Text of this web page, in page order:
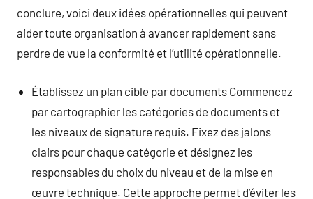
conclure, voici deux idées opérationnelles qui peuvent
aider toute organisation à avancer rapidement sans
perdre de vue la conformité et l’utilité opérationnelle.
Établissez un plan cible par documents Commencez
par cartographier les catégories de documents et
les niveaux de signature requis. Fixez des jalons
clairs pour chaque catégorie et désignez les
responsables du choix du niveau et de la mise en
œuvre technique. Cette approche permet d’éviter les